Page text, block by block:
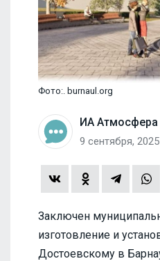
Фото:. burnaul.org
ИА Атмосфера
9 сентября, 2025
Заключен
изготовление и
Достоевскому в